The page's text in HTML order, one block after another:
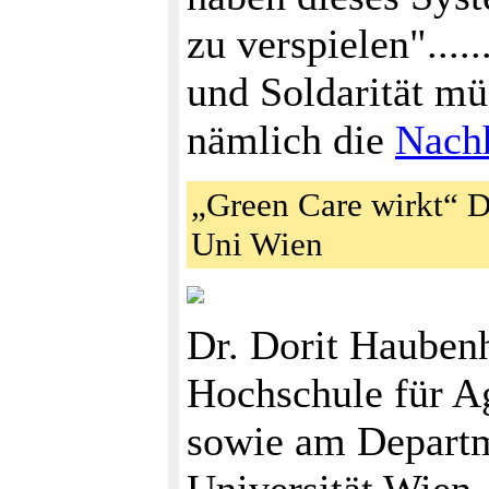
zu
und Soldarität
nämlich die
„Green Care wirkt“
Uni Wien
Dr. Dorit
Hochschule für
sowie am